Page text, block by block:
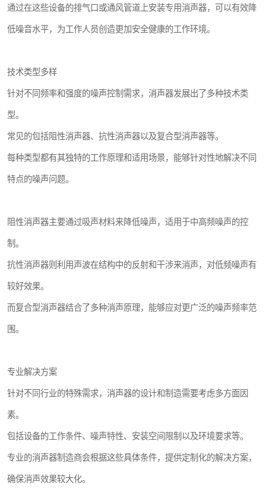
通过在这些设备的排气口或通风管道上安装专用消声器，可以有效降
低噪音水平，为工作人员创造更加安全健康的工作环境。
技术类型多样
针对不同频率和强度的噪声控制需求，消声器发展出了多种技术类
型。
常见的包括阻性消声器、抗性消声器以及复合型消声器等。
每种类型都有其独特的工作原理和适用场景，能够针对性地解决不同
特点的噪声问题。
阻性消声器主要通过吸声材料来降低噪声，适用于中高频噪声的控
制。
抗性消声器则利用声波在结构中的反射和干涉来消声，对低频噪声有
较好效果。
而复合型消声器结合了多种消声原理，能够应对更广泛的噪声频率范
围。
专业解决方案
针对不同行业的特殊需求，消声器的设计和制造需要考虑多方面因
素。
包括设备的工作条件、噪声特性、安装空间限制以及环境要求等。
专业的消声器制造商会根据这些具体条件，提供定制化的解决方案，
确保消声效果较大化。